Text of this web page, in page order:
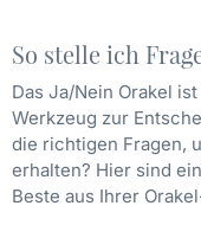
So stelle ich
Das Ja/Nein Orakel
Werkzeug zur
die richtigen Fragen,
erhalten? Hier sind
Beste aus Ihrer